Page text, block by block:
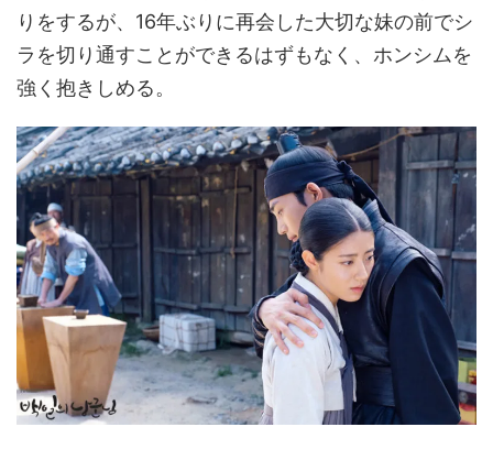
りをするが、16年ぶりに再会した大切な妹の前でシ
ラを切り通すことができるはずもなく、ホンシムを
強く抱きしめる。